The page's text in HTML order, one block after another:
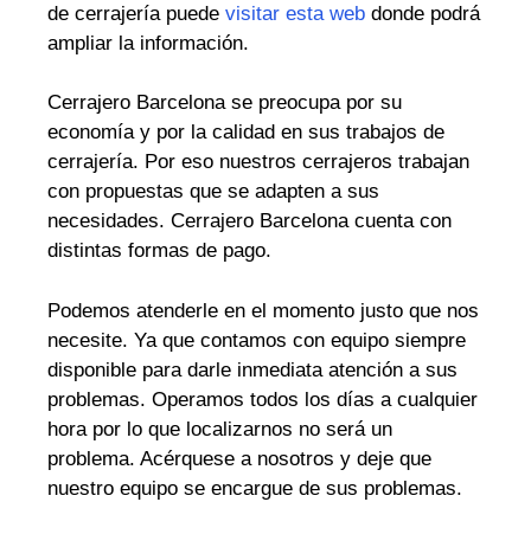
de cerrajería puede visitar esta web donde podrá
ampliar la información.
Cerrajero Barcelona se preocupa por su
economía y por la calidad en sus trabajos de
cerrajería. Por eso nuestros cerrajeros trabajan
con propuestas que se adapten a sus
necesidades. Cerrajero Barcelona cuenta con
distintas formas de pago.
Podemos atenderle en el momento justo que nos
necesite. Ya que contamos con equipo siempre
disponible para darle inmediata atención a sus
problemas. Operamos todos los días a cualquier
hora por lo que localizarnos no será un
problema. Acérquese a nosotros y deje que
nuestro equipo se encargue de sus problemas.